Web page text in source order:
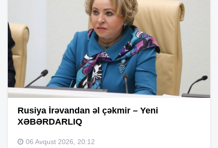
Rusiya İrəvandan əl çəkmir – Yeni
XƏBƏRDARLIQ
06 Avqust 2026, 20:12